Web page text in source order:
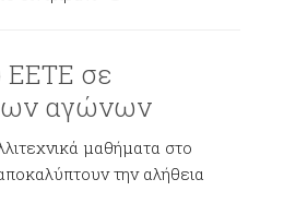
ΕΕΤΕ σε
αγώνων
μαθήματα στο
την αλήθεια